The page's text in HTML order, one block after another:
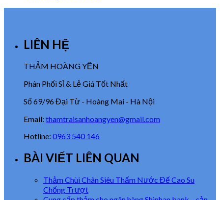
LIÊN HỆ
THẢM HOÀNG YẾN
Phân Phối Sỉ & Lẻ Giá Tốt Nhất
Số 69/96 Đại Từ - Hoàng Mai - Hà Nội
Email: thamtraisanhoangyen@gmail.com
Hotline: 0963 540 146
BÀI VIẾT LIÊN QUAN
Thảm Chùi Chân Siêu Thấm Nước Đế Cao Su
Chống Trượt